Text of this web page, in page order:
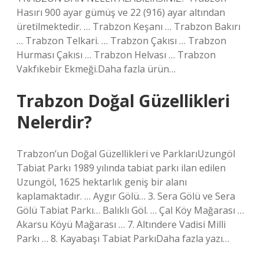
Hasırı 900 ayar gümüş ve 22 (916) ayar altından
üretilmektedir. … Trabzon Keşanı … Trabzon Bakırı
… Trabzon Telkari. … Trabzon Çakısı … Trabzon
Hurması Çakısı … Trabzon Helvası … Trabzon
Vakfıkebir Ekmeği.Daha fazla ürün…
Trabzon Doğal Güzellikleri
Nelerdir?
Trabzon’un Doğal Güzellikleri ve ParklarıUzungöl
Tabiat Parkı 1989 yılında tabiat parkı ilan edilen
Uzungöl, 1625 hektarlık geniş bir alanı
kaplamaktadır. … Aygır Gölü… 3. Sera Gölü ve Sera
Gölü Tabiat Parkı… Balıklı Göl. … Çal Köy Mağarası …
Akarsu Köyü Mağarası … 7. Altındere Vadisi Milli
Parkı … 8. Kayabaşı Tabiat ParkıDaha fazla yazı…